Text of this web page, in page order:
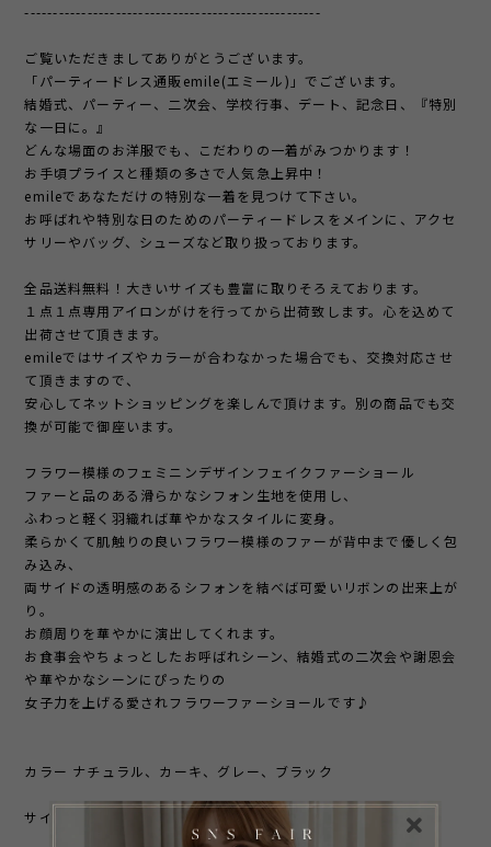
----------------------------------------------------
ご覧いただきましてありがとうございます。
「パーティードレス通販emile(エミール)」でございます。
結婚式、パーティー、二次会、学校行事、デート、記念日、『特別
な一日に。』
どんな場面のお洋服でも、こだわりの一着がみつかります！
お手頃プライスと種類の多さで人気急上昇中！
emileであなただけの特別な一着を見つけて下さい。
お呼ばれや特別な日のためのパーティードレスをメインに、アクセ
サリーやバッグ、シューズなど取り扱っております。
全品送料無料！大きいサイズも豊富に取りそろえております。
１点１点専用アイロンがけを行ってから出荷致します。心を込めて
出荷させて頂きます。
emileではサイズやカラーが合わなかった場合でも、交換対応させ
て頂きますので、
安心してネットショッピングを楽しんで頂けます。別の商品でも交
換が可能で御座います。
フラワー模様のフェミニンデザインフェイクファーショール
ファーと品のある滑らかなシフォン生地を使用し、
ふわっと軽く羽織れば華やかなスタイルに変身。
柔らかくて肌触りの良いフラワー模様のファーが背中まで優しく包
み込み、
両サイドの透明感のあるシフォンを結べば可愛いリボンの出来上が
り。
お顔周りを華やかに演出してくれます。
お食事会やちょっとしたお呼ばれシーン、結婚式の二次会や謝恩会
や華やかなシーンにぴったりの
女子力を上げる愛されフラワーファーショールです♪
カラー ナチュラル、カーキ、グレー、ブラック
サイズ（約） 横26cm、丈139cm